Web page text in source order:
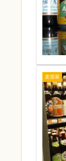
麦酒展